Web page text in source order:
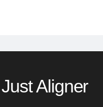
Just Aligner